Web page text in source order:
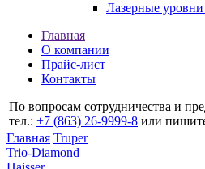
Лазерные
Главная
О компании
Прайс-лист
Контакты
По вопросам сотрудничества и
тел.: +7 (863) 26‐9999‐8 или
Главная Truper
Trio-Diamond